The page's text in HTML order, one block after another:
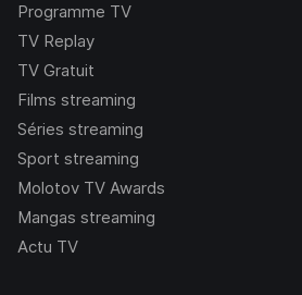
Programme TV
TV Replay
TV Gratuit
Films streaming
Séries streaming
Sport streaming
Molotov TV Awards
Mangas streaming
Actu TV